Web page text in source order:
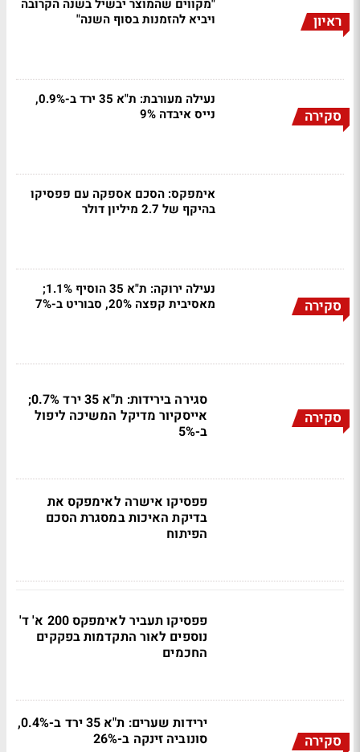
ראיון
"מקווים שהמוצר יבשיל בשנה הקרובה
ויביא להזמנות בסוף השנה"
סקירה
נעילה מעורבת: ת"א 35 ירד ב-0.9%,
נייס איבדה 9%
אימפקס: הסכם אספקה עם פפסיקו
בהיקף של 2.7 מיליון דולר
סקירה
נעילה ירוקה: ת"א 35 הוסיף 1.1%;
מאסיבית קפצה 20%, סבוריט ב-7%
סקירה
סגירה בירידות: ת"א 35 ירד 0.7%;
אייסקיור מדיקל המשיכה ליפול
ב-5%
פפסיקו אישרה לאימפקס את
בדיקת האיכות במסגרת הסכם
הפיתוח
פפסיקו תעביר לאימפקס 200 א' ד'
נוספים לאור התקדמות בפקקים
החכמים
סקירה
ירידות שערים: ת"א 35 ירד ב-0.4%,
סונוביה זינקה ב-26%